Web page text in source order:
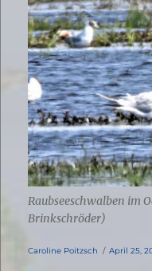
Raubseeschwalben im
Brinkschröder)
Autor
Caroline Poitzsch April 25,